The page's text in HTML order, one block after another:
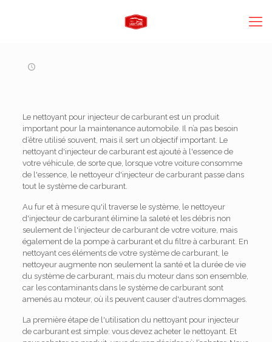
Le nettoyant pour injecteur de carburant est un produit
important pour la maintenance automobile. Il n’a pas besoin
d’être utilisé souvent, mais il sert un objectif important. Le
nettoyant d'injecteur de carburant est ajouté à l'essence de
votre véhicule, de sorte que, lorsque votre voiture consomme
de l'essence, le nettoyeur d'injecteur de carburant passe dans
tout le système de carburant.
Au fur et à mesure qu'il traverse le système, le nettoyeur
d'injecteur de carburant élimine la saleté et les débris non
seulement de l'injecteur de carburant de votre voiture, mais
également de la pompe à carburant et du filtre à carburant. En
nettoyant ces éléments de votre système de carburant, le
nettoyeur augmente non seulement la santé et la durée de vie
du système de carburant, mais du moteur dans son ensemble,
car les contaminants dans le système de carburant sont
amenés au moteur, où ils peuvent causer d'autres dommages.
La première étape de l'utilisation du nettoyant pour injecteur
de carburant est simple: vous devez acheter le nettoyant. Et